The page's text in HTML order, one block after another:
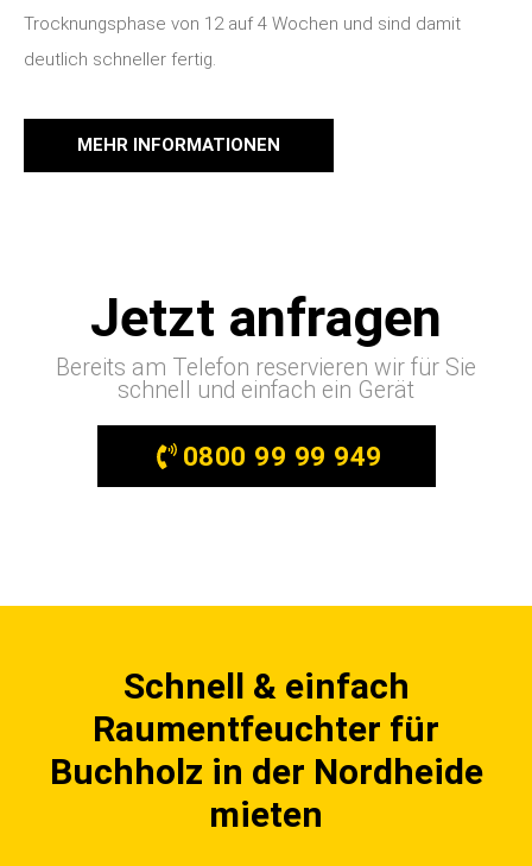
Trocknungsphase von 12 auf 4 Wochen und sind damit
deutlich schneller fertig.
MEHR INFORMATIONEN
Jetzt anfragen
Bereits am Telefon reservieren wir für Sie
schnell und einfach ein Gerät
0800 99 99 949
Schnell & einfach
Raumentfeuchter für
Buchholz in der Nordheide
mieten